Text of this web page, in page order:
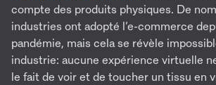
compte des produits physiques. De
industries ont adopté l’e-commerce
pandémie, mais cela se révèle
industrie: aucune expérience virtuelle
le fait de voir et de toucher un tissu en